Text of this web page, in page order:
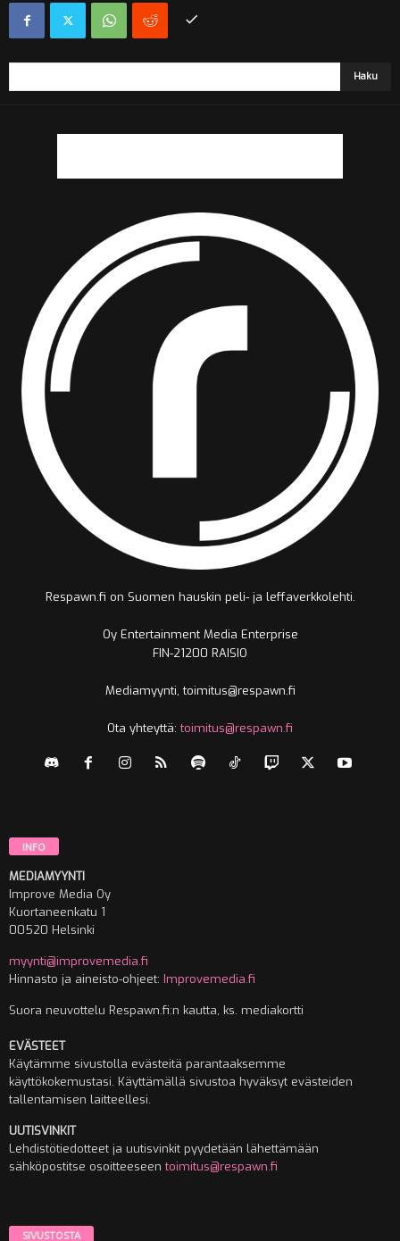
Respawn.fi on Suomen hauskin peli- ja leffaverkkolehti.
Oy Entertainment Media Enterprise
FIN-21200 RAISIO
Mediamyynti, toimitus@respawn.fi
Ota yhteyttä:toimitus@respawn.fi
INFO
MEDIAMYYNTI
Improve Media Oy
Kuortaneenkatu 1
00520 Helsinki
myynti@improvemedia.fi
Hinnasto ja aineisto-ohjeet: Improvemedia.fi
Suora neuvottelu Respawn.fi:n kautta, ks. mediakortti
EVÄSTEET
Käytämme sivustolla evästeitä parantaaksemme
käyttökokemustasi. Käyttämällä sivustoa hyväksyt evästeiden
tallentamisen laitteellesi.
UUTISVINKIT
Lehdistötiedotteet ja uutisvinkit pyydetään lähettämään
sähköpostitse osoitteeseentoimitus@respawn.fi
SIVUSTOSTA